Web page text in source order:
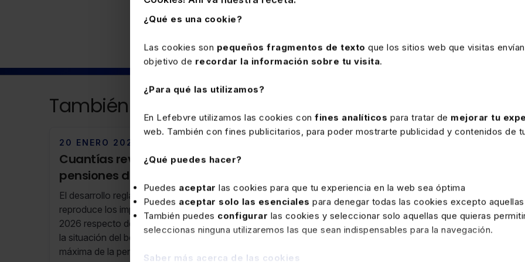
¿Qué es una cookie?
Las cookies son pequeños fragmentos de texto que los sitios web que visitas
objetivo de recordar la información sobre tu visita.
¿Para qué las utilizamos?
En Lefebvre utilizamos las cookies con fines analíticos para tratar de mejorar tu
web. También con fines publicitarios, para poder mostrarte publicidad y contenidos de
¿Qué puedes hacer?
Puedes aceptar las cookies para que tu experiencia en la web sea óptima
Puedes aceptar solo las esenciales para denegar todas las cookies excepto
También puedes configurar las cookies y seleccionar solo aquellas que quieras
seleccionas ninguna utilizaremos las que sean indispensables para la navegación.
Saber más acerca de las cookies
También puede interesarte
20 ENERO 2026
Cuantías revalorizadas de las
pensiones de incapacidad
permanente para 2026
El desarrollo reglamentario del RDL 16/2025
reproduce los importes en él establecidos para
2026 respecto de las cuantías mínimas, según
la situación del beneficiario, y de la cuantía
máxima de la pensión de incapacidad
trabajador
Cuando la comunicación del despido se realiza
por correo electrónico a una dirección
personal no habitual y sin consentimiento
expreso del trabajador, pero este accede y